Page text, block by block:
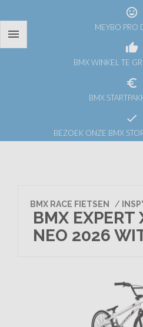

tag_faces
MEYBO PRO
thumb_up
BMX WINKEL TE
euro_symbol
BMX
check
BEZOEK ONZE BMX
BMX RACE FIETSEN /
BMX EXPERT
NEO 2026